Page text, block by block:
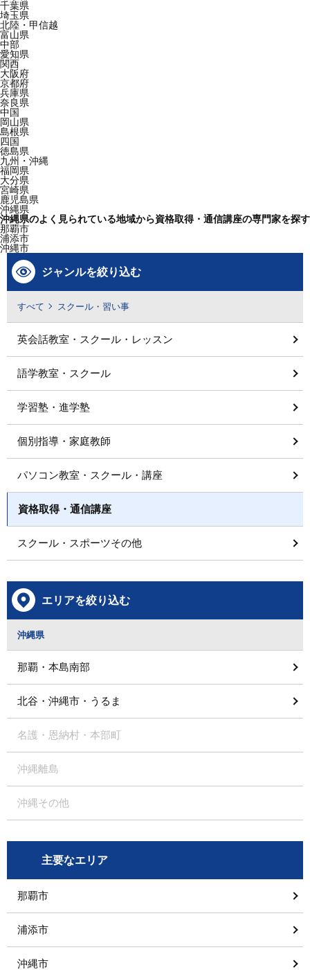
千葉県
埼玉県
北陸・甲信越
富山県
中部
愛知県
関西
大阪府
京都府
兵庫県
奈良県
中国
岡山県
島根県
四国
徳島県
九州・沖縄
福岡県
大分県
宮崎県
鹿児島県
沖縄県
沖縄県のよく見られている地域から資格取得・通信講座の専門家を探す
那覇市
浦添市
沖縄市
ジャンルを絞り込む
すべて スクール・習い事
英会話教室・スクール・レッスン
語学教室・スクール
学習塾・進学塾
個別指導・家庭教師
パソコン教室・スクール・講座
資格取得・通信講座
スクール・スポーツその他
エリアを絞り込む
沖縄県
那覇・本島南部
北谷・沖縄市・うるま
名護・恩納村・本部町
沖縄離島
沖縄その他
主要なエリア
那覇市
浦添市
沖縄市